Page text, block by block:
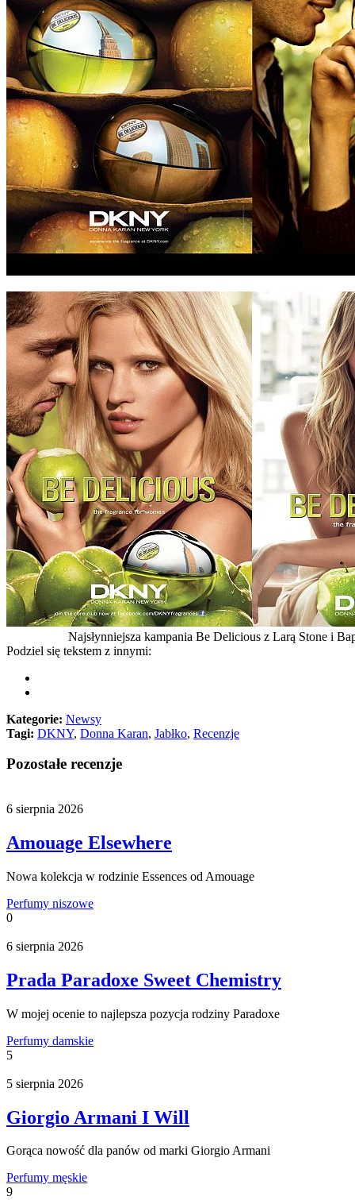
Najsłynniejsza kampania Be Delicious z Larą Stone i
Podziel się tekstem z innymi:
Kategorie: Newsy
Tagi: DKNY, Donna Karan, Jabłko, Recenzje
Pozostałe recenzje
6 sierpnia 2026
Amouage Elsewhere
Nowa kolekcja w rodzinie Essences od Amouage
Perfumy niszowe
0
6 sierpnia 2026
Prada Paradoxe Sweet Chemistry
W mojej ocenie to najlepsza pozycja rodziny Paradoxe
Perfumy damskie
5
5 sierpnia 2026
Giorgio Armani I Will
Gorąca nowość dla panów od marki Giorgio Armani
Perfumy męskie
9